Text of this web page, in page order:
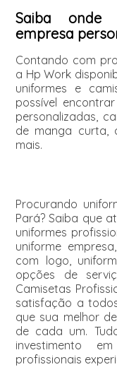
Saiba onde
empresa
Contando com
a Hp Work
uniformes e
possível
personalizadas,
de manga curta,
mais.
Procurando
Pará? Saiba que
uniformes
uniforme
com logo,
opções de
Camisetas
satisfação a
que sua melhor
de cada um.
investimento
profissionais